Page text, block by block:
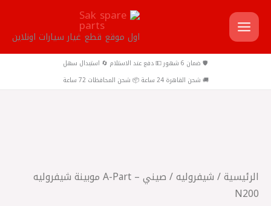
تخطي
إلى
المحتوى
اول موقع قطع غيار سيارات اونلاين
🛡️ ضمان 6 شهور 💵 دفع عند الاستلام 🔄 استبدال سهل
🚚 شحن القاهرة 24 ساعة 📦 شحن المحافظات 72 ساعة
الرئيسية/ شيفروليه
/ صيني – A-Part موبينة شيفروليه
N200
-
A-